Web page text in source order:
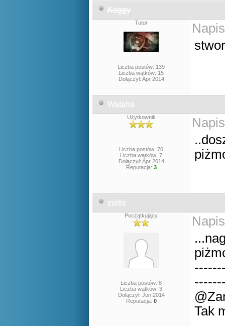
Koggy
Tutor
Liczba postów: 139
Liczba wątków: 15
Dołączył: Apr 2014
Wataha
Użytkownik
Liczba postów: 70
Liczba wątków: 7
Dołączył: Apr 2014
Reputacja: 3
zoltix
Początkujący
Liczba postów: 8
Liczba wątków: 3
Dołączył: Jun 2014
Reputacja: 0
Tak